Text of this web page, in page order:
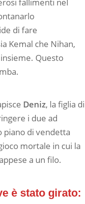
fallimenti nel
di fare
Kemal che Nihan,
Questo
Deniz, la figlia di
i due ad
piano di vendetta
mortale in cui la
a un filo.
è stato girato: